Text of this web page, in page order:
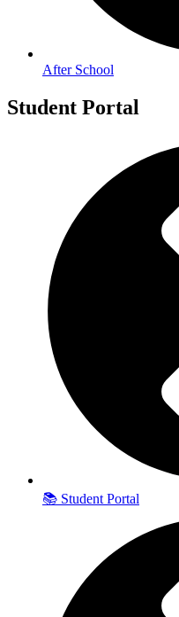
After School
Student Portal
📚 Student Portal